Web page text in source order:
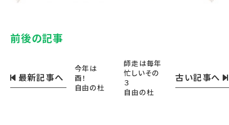
前後の記事
最新記事へ
今年は
酉！
自由の杜
古い記事へ
師走は毎年
忙しいその
３
自由の杜